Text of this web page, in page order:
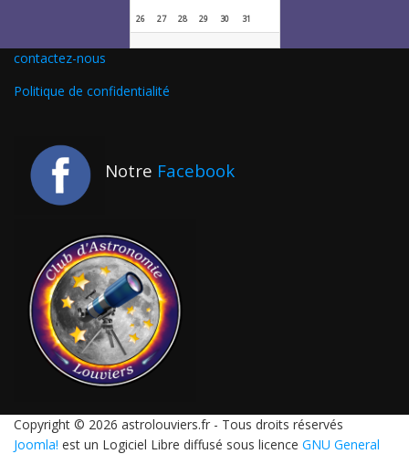
26 27 28 29 30 31
contactez-nous
Politique de confidentialité
Notre Facebook
Copyright © 2026 astrolouviers.fr - Tous droits réservés
Joomla! est un Logiciel Libre diffusé sous licence GNU General